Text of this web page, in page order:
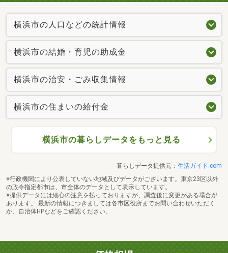
横浜市の人口などの統計情報
横浜市の結婚・育児の助成金
横浜市の治安・ごみ収集情報
横浜市の住まいの給付金
横浜市の暮らしデータをもっと見る
暮らしデータ提供元： 生活ガイド.com
※行政機関により公表していない地域及びデータがございます。東京23区以外
の政令指定都市は、市全体のデータとして表示しています。
※提供データには細心の注意を払っておりますが、調査後に変更がある場合が
あります。 最新の情報につきましては各市区役所までお問い合わせいただく
か、自治体HPなどをご確認ください。